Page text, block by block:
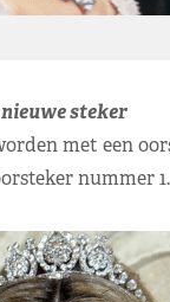
steker
met een
nummer 1.